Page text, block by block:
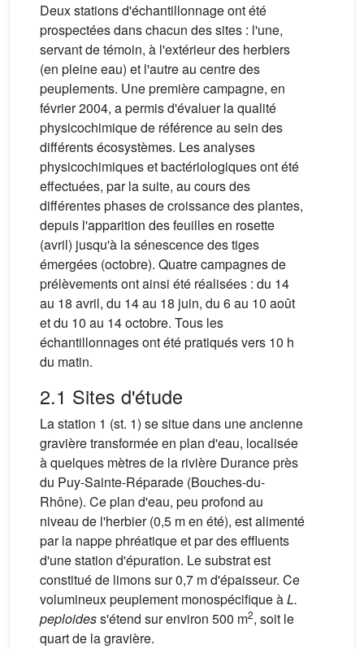
Deux stations d'échantillonnage ont été
prospectées dans chacun des sites : l'une,
servant de témoin, à l'extérieur des herbiers
(en pleine eau) et l'autre au centre des
peuplements. Une première campagne, en
février 2004, a permis d'évaluer la qualité
physicochimique de référence au sein des
différents écosystèmes. Les analyses
physicochimiques et bactériologiques ont été
effectuées, par la suite, au cours des
différentes phases de croissance des plantes,
depuis l'apparition des feuilles en rosette
(avril) jusqu'à la sénescence des tiges
émergées (octobre). Quatre campagnes de
prélèvements ont ainsi été réalisées : du 14
au 18 avril, du 14 au 18 juin, du 6 au 10 août
et du 10 au 14 octobre. Tous les
échantillonnages ont été pratiqués vers 10 h
du matin.
2.1 Sites d'étude
La station 1 (st. 1) se situe dans une ancienne
gravière transformée en plan d'eau, localisée
à quelques mètres de la rivière Durance près
du Puy-Sainte-Réparade (Bouches-du-
Rhône). Ce plan d'eau, peu profond au
niveau de l'herbier (0,5 m en été), est alimenté
par la nappe phréatique et par des effluents
d'une station d'épuration. Le substrat est
constitué de limons sur 0,7 m d'épaisseur. Ce
volumineux peuplement monospécifique àL.
peploidess'étend sur environ 500 m2, soit le
quart de la gravière.